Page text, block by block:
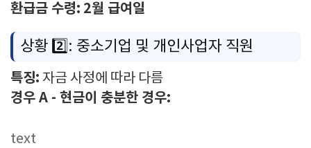
환급금 수령: 2월 급여일
상황 2️⃣: 중소기업 및 개인사업자 직원
특징: 자금 사정에 따라 다름
경우 A - 현금이 충분한 경우:
text